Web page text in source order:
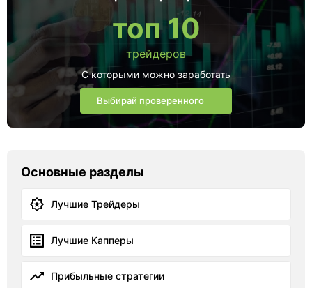
топ 10
трейдеров
С которыми можно заработать
Выбирай проверенного
Основные разделы
Лучшие Трейдеры
Лучшие Капперы
Прибыльные стратегии